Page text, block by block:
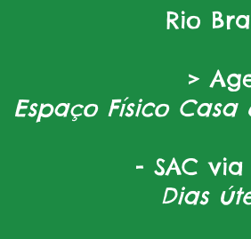
Rio
>
Espaço Físico Casa
- SAC via
Dias